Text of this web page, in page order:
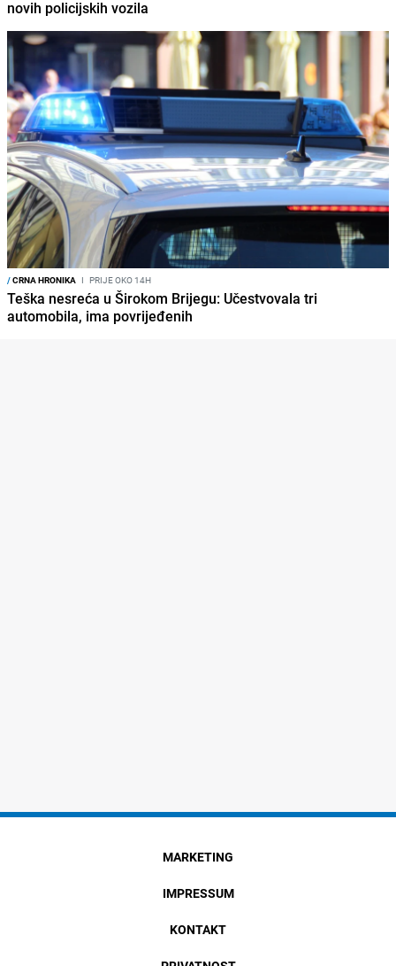
novih policijskih vozila
/CRNA HRONIKA I PRIJE OKO 14H
Teška nesreća u Širokom Brijegu: Učestvovala tri
automobila, ima povrijeđenih
MARKETING
IMPRESSUM
KONTAKT